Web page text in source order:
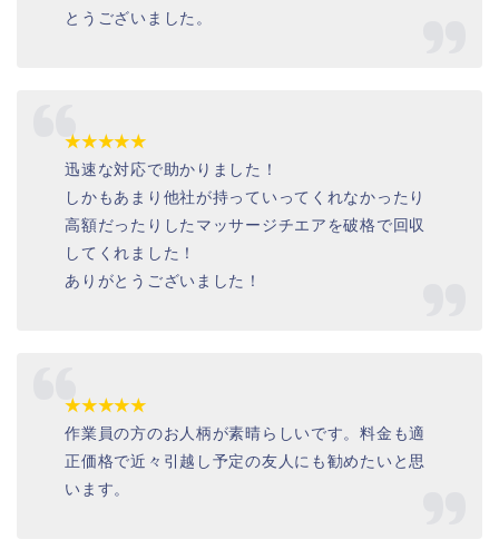
とうございました。
★★★★★
迅速な対応で助かりました！
しかもあまり他社が持っていってくれなかったり
高額だったりしたマッサージチエアを破格で回収
してくれました！
ありがとうございました！
★★★★★
作業員の方のお人柄が素晴らしいです。料金も適
正価格で近々引越し予定の友人にも勧めたいと思
います。